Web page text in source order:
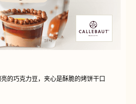
的巧克力豆，夹心是酥脆的烤饼干口